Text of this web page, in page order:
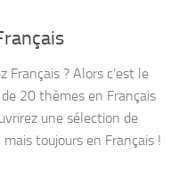
Français ? Alors c’est le
20 thèmes en Français
une sélection de
toujours en Français !